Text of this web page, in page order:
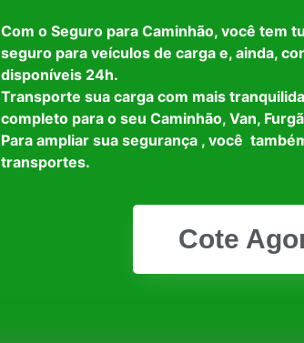
Com o Seguro para Caminhão, você tem
seguro para veículos de carga e, ainda,
disponíveis 24h.
Transporte sua carga com mais
completo para o seu Caminhão, Van,
Para ampliar sua segurança , você
transportes.
Cote